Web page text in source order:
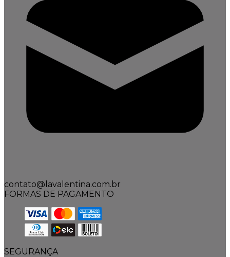
contato@lavalentina.com.br
FORMAS DE PAGAMENTO
SEGURANÇA